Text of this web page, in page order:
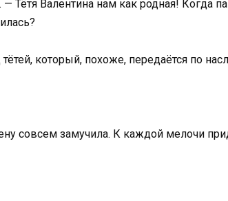
Тётя Валентина нам как родная! Когда
который, похоже, передаётся по
совсем замучила. К каждой мелочи